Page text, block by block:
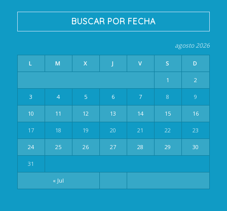
BUSCAR POR FECHA
agosto 2026
L M X J V S D
« Jul
1 2
3 4 5 6 7 8 9
10 11 12 13 14 15 16
17 18 19 20 21 22 23
24 25 26 27 28 29 30
31